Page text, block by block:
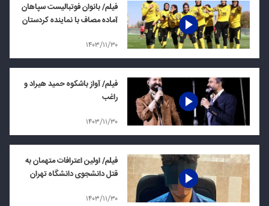
فیلم/ بانوان فوتبالیست سپاهان
آماده مصاف با نماینده کردستان
۱۴۰۳/۱۱/۳۰
فیلم/ آواز باشکوه حمید هیراد و
راغب
۱۴۰۳/۱۱/۳۰
فیلم/ اولین اعترافات متهمان به
قتل دانشجوی دانشگاه تهران
۱۴۰۳/۱۱/۳۰